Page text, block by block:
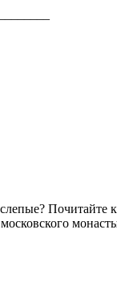
Почитайте